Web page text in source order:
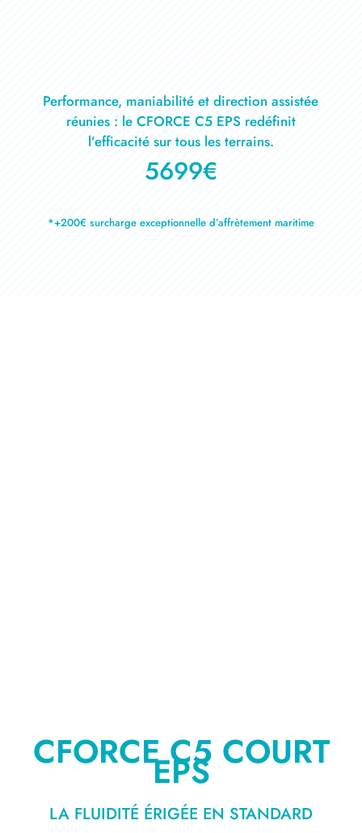
Performance, maniabilité et direction assistée
réunies : le CFORCE C5 EPS redéfinit
l’efficacité sur tous les terrains.
5699€
*+200€ surcharge exceptionnelle d’affrètement maritime
CFORCE C5 COURT
EPS
LA FLUIDITÉ ÉRIGÉE EN STANDARD